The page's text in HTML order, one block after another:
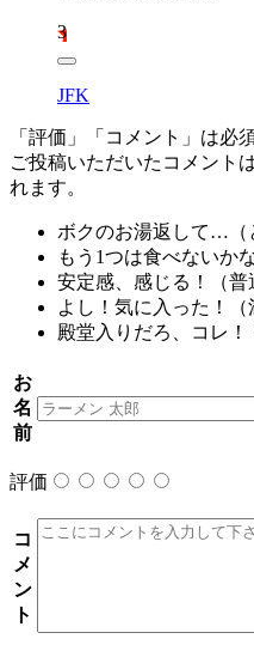
3
JFK
「評価」「コメント」は必
ご投稿いただいたコメント
れます。
ボクのお湯返して…（
もう1つは食べないか
安定感、感じる！（普
よし！気に入った！（
殿堂入りだろ、コレ！
お
名
前
評価
コ
メ
ン
ト